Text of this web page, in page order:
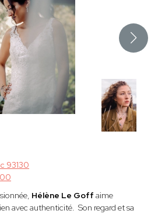
93130
Hélène Le Goff aime
avec authenticité. Son regard et sa